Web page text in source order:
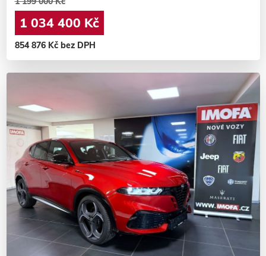
1 034 400 Kč
854 876 Kč bez DPH